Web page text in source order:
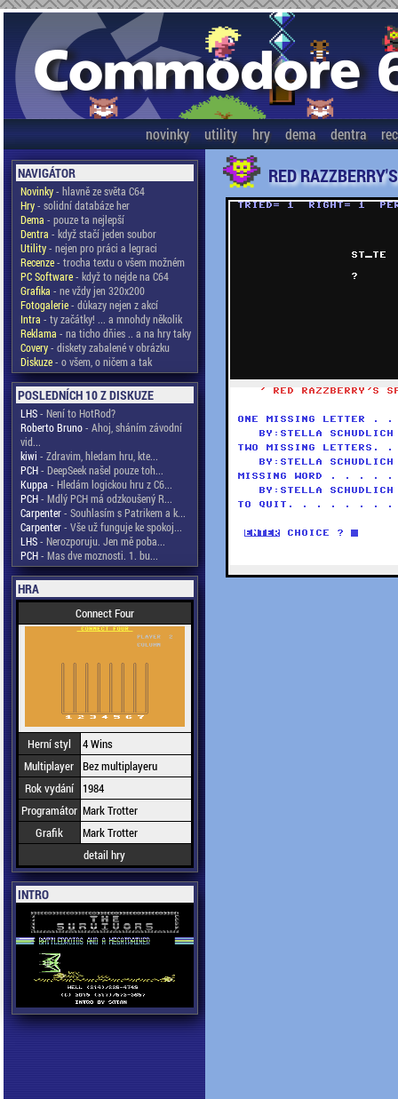
novinky utility hry dema dentra
NAVIGÁTOR
Novinky- hlavně ze světa C64
Hry- solidní databáze her
Dema - pouze ta nejlepší
Dentra - když stačí jeden soubor
Utility- nejen pro práci a legraci
Recenze- trocha textu o všem možném
PC Software- když to nejde na C64
Grafika - ne vždy jen 320x200
Fotogalerie- důkazy nejen z akcí
Intra - ty začátky! ... a mnohdy několik
Reklama - na ticho dňies .. a na hry taky
Covery- diskety zabalené v obrázku
Diskuze- o všem, o ničem a tak
POSLEDNÍCH 10 Z DISKUZE
LHS- Není to HotRod?
Roberto Bruno- Ahoj, sháním závodní
vid...
kiwi - Zdravim, hledam hru, kte...
PCH- DeepSeek našel pouze toh...
Kuppa - Hledám logickou hru z C6...
PCH- Mdlý PCH má odzkoušený R...
Carpenter- Souhlasím s Patrikem a k...
Carpenter- Vše už funguje ke spokoj...
LHS- Nerozporuju. Jen mě poba...
PCH- Mas dve moznosti. 1. bu...
HRA
Connect Four
Herní styl
4 Wins
Multiplayer Bez multiplayeru
Rok vydání
1984
Programátor Mark Trotter
Grafik
Mark Trotter
detail hry
INTRO
RED